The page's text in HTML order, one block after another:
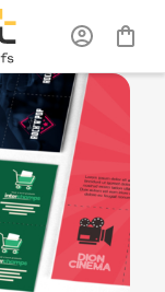
Flyer coupons
détachables